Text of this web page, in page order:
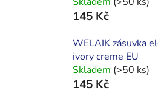
145 Kč
WELAIK zásuvka
ivory creme EU
Skladem (>50 ks)
145 Kč